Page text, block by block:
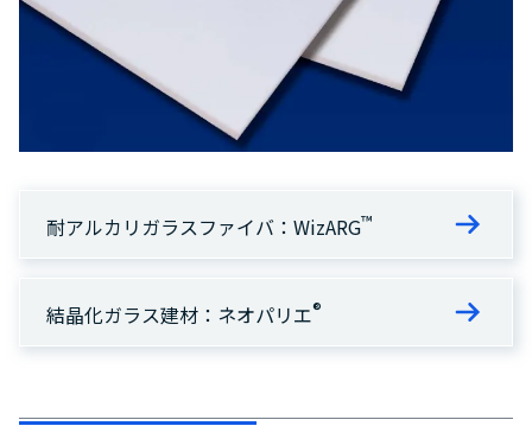
耐アルカリガラスファイバ：WizARG™
結晶化ガラス建材：ネオパリエ®